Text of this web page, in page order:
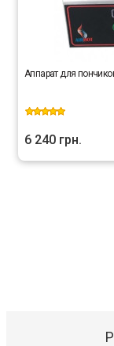
Аппарат для
6 240 грн.